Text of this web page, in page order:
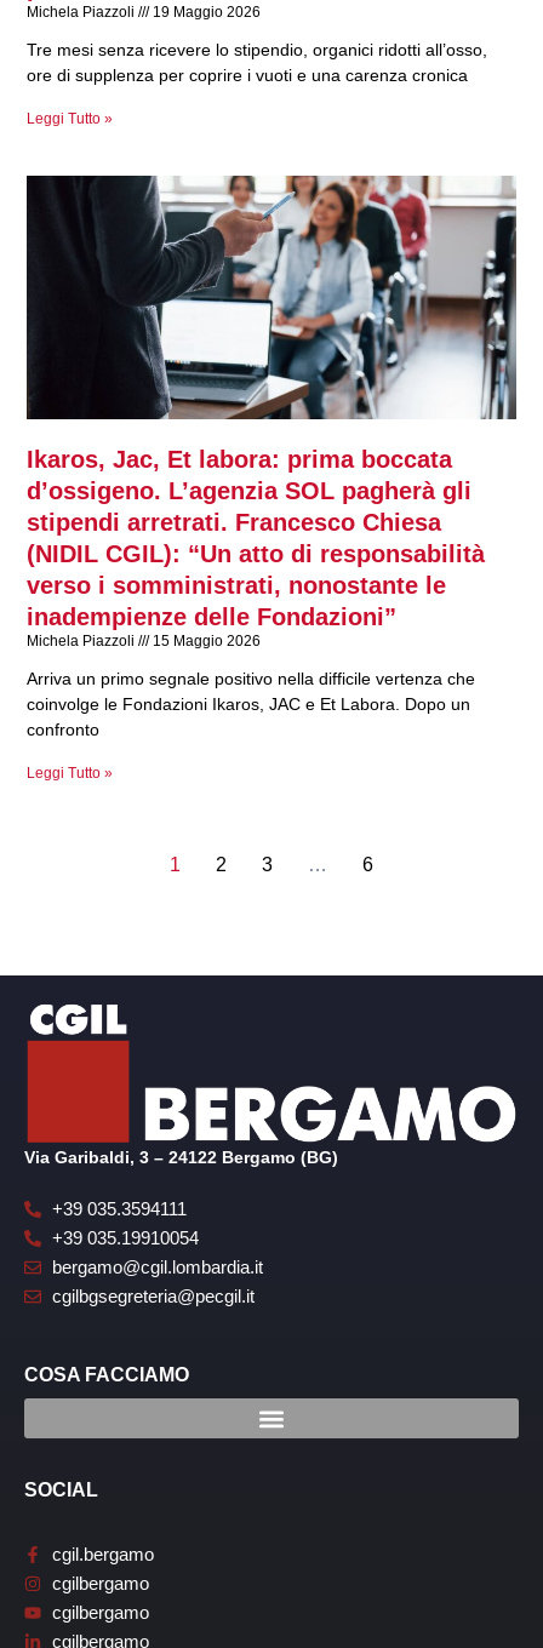
Michela Piazzoli 19 Maggio 2026
Tre mesi senza ricevere lo stipendio, organici ridotti all’osso,
ore di supplenza per coprire i vuoti e una carenza cronica
Leggi Tutto »
Ikaros, Jac, Et labora: prima boccata
d’ossigeno. L’agenzia SOL pagherà gli
stipendi arretrati. Francesco Chiesa
(NIDIL CGIL): “Un atto di responsabilità
verso i somministrati, nonostante le
inadempienze delle Fondazioni”
Michela Piazzoli 15 Maggio 2026
Arriva un primo segnale positivo nella difficile vertenza che
coinvolge le Fondazioni Ikaros, JAC e Et Labora. Dopo un
confronto
Leggi Tutto »
1 2 3 … 6
Via Garibaldi, 3 – 24122 Bergamo (BG)
+39 035.3594111
+39 035.19910054
bergamo@cgil.lombardia.it
cgilbgsegreteria@pecgil.it
COSA FACCIAMO
SOCIAL
cgil.bergamo
cgilbergamo
cgilbergamo
cgilbergamo